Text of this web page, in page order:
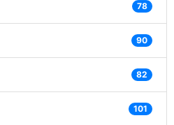
78
90
82
101